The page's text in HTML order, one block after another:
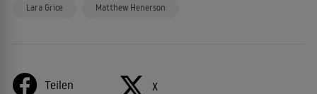
Lara Grice Matthew Henerson
Teilen X